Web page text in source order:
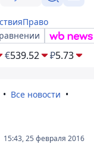
Право
€539.52 ₽5.73
Все новости
15:43, 25 февраля 2016